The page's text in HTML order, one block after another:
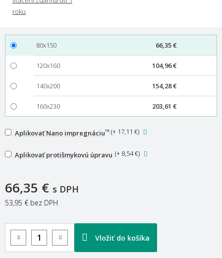
80x150 66,35 €
120x160 104,96 €
140x200 154,28 €
160x230 203,61 €
Aplikovať Nano impregnáciu™ (+ 17,11 €)
Aplikovať protišmykovú úpravu (+ 8,54 €)
66,35 € s DPH
53,95 € bez DPH
Vložiť do košíka